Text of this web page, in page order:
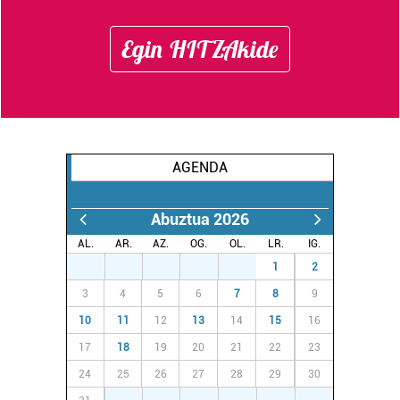
Egin HITZAkide
AGENDA
Abuztua 2026
AL. AR. AZ. OG. OL. LR.
IG.
1 2
3 4 5 6 7 8 9
10 11 12 13 14 15 16
17 18 19 20 21 22 23
24 25 26 27 28 29 30